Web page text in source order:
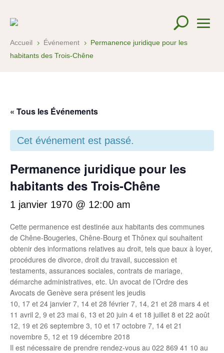
Accueil 5 Événement 5
Permanence juridique pour les
habitants des Trois-Chêne
« Tous les Événements
Cet événement est passé.
Permanence juridique pour les
habitants des Trois-Chêne
1 janvier 1970 @ 12:00 am
Cette permanence est destinée aux habitants des communes
de Chêne-Bougeries, Chêne-Bourg et Thônex qui souhaitent
obtenir des informations relatives au droit, tels que baux à loyer,
procédures de divorce, droit du travail, succession et
testaments, assurances sociales, contrats de mariage,
démarche administratives, etc. Un avocat de l’Ordre des
Avocats de Genève sera présent les jeudis
10, 17 et 24 janvier 7, 14 et 28 février 7, 14, 21 et 28 mars 4 et
11 avril 2, 9 et 23 mai 6, 13 et 20 juin 4 et 18 juillet 8 et 22 août
12, 19 et 26 septembre 3, 10 et 17 octobre 7, 14 et 21
novembre 5, 12 et 19 décembre 2018
Il est nécessaire de prendre rendez-vous au 022 869 41 10 au